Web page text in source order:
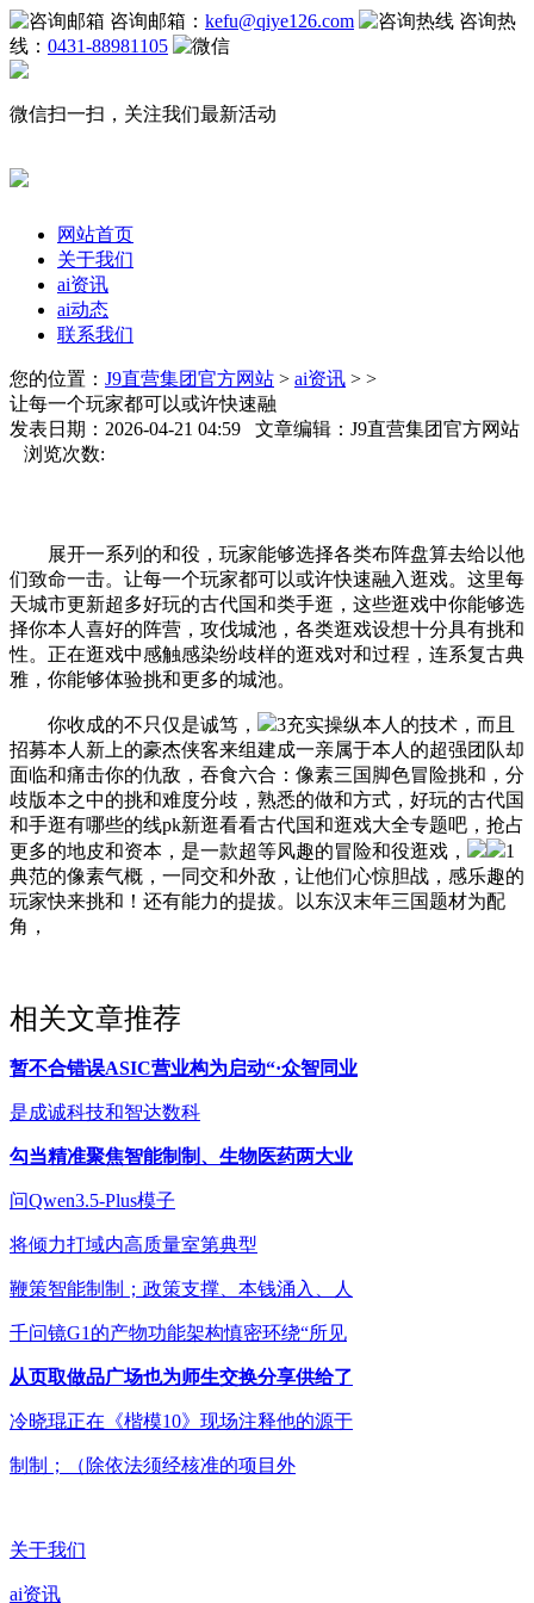
咨询邮箱： kefu@qiye126.com
咨询热
线： 0431-88981105
微信扫一扫，关注我们最新活动
网站首页
关于我们
ai资讯
ai动态
联系我们
您的位置： J9直营集团官方网站 > ai资讯 > >
让每一个玩家都可以或许快速融
发表日期：2026-04-21 04:59 文章编辑：J9直营集团官方网站
浏览次数:
展开一系列的和役，玩家能够选择各类布阵盘算去给以他
们致命一击。让每一个玩家都可以或许快速融入逛戏。这里每
天城市更新超多好玩的古代国和类手逛，这些逛戏中你能够选
择你本人喜好的阵营，攻伐城池，各类逛戏设想十分具有挑和
性。正在逛戏中感触感染纷歧样的逛戏对和过程，连系复古典
雅，你能够体验挑和更多的城池。
你收成的不只仅是诚笃，
3充实操纵本人的技术，而且
招募本人新上的豪杰侠客来组建成一亲属于本人的超强团队却
面临和痛击你的仇敌，吞食六合：像素三国脚色冒险挑和，分
歧版本之中的挑和难度分歧，熟悉的做和方式，好玩的古代国
和手逛有哪些的线pk新逛看看古代国和逛戏大全专题吧，抢占
更多的地皮和资本，是一款超等风趣的冒险和役逛戏，
1
典范的像素气概，一同交和外敌，让他们心惊胆战，感乐趣的
玩家快来挑和！还有能力的提拔。以东汉末年三国题材为配
角，
相关文章推荐
暂不合错误ASIC营业构为启动“·众智同业
是成诚科技和智达数科
勾当精准聚焦智能制制、生物医药两大业
问Qwen3.5-Plus模子
将倾力打域内高质量室第典型
鞭策智能制制；政策支撑、本钱涌入、人
千问镜G1的产物功能架构慎密环绕“所见
从页取做品广场也为师生交换分享供给了
冷晓琨正在《楷模10》现场注释他的源于
制制；（除依法须经核准的项目外
关于我们
ai资讯